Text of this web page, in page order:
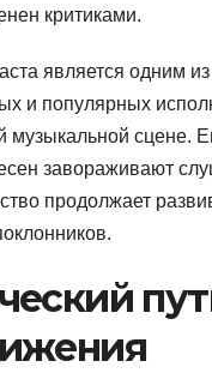
критиками.
является одним
и популярных
музыкальной сцене.
завораживают
продолжает